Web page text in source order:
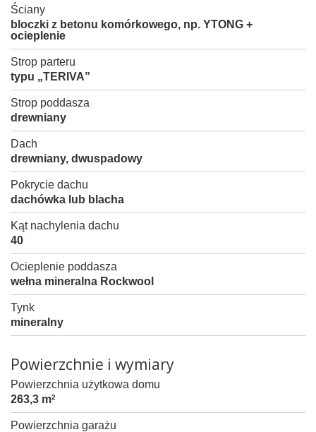
Ściany
bloczki z betonu komórkowego, np. YTONG +
ocieplenie
Strop parteru
typu „TERIVA”
Strop poddasza
drewniany
Dach
drewniany, dwuspadowy
Pokrycie dachu
dachówka lub blacha
Kąt nachylenia dachu
40
Ocieplenie poddasza
wełna mineralna Rockwool
Tynk
mineralny
Powierzchnie i wymiary
Powierzchnia użytkowa domu
263,3 m2
Powierzchnia garażu